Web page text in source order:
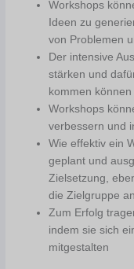
Workshops
Ideen zu
von Problemen
Der intensive
stärken und
kommen können
Workshops
verbessern und
Wie effektiv ein
geplant und
Zielsetzung,
die Zielgruppe an
Zum Erfolg
indem sie sich
mitgestalten